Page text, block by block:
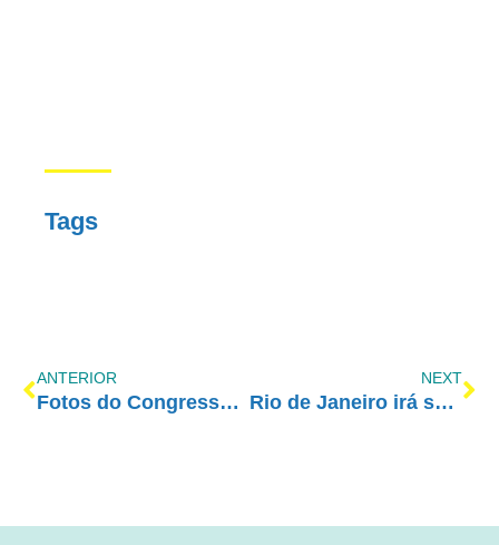
Tags
ANTERIOR
Fotos do Congresso AE 2017
NEXT
Rio de Janeiro irá sediar o Congresso AE 2019